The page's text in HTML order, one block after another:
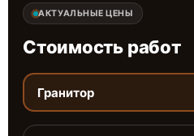
АКТУАЛЬНЫЕ ЦЕНЫ
Стоимость работ
Гранитор